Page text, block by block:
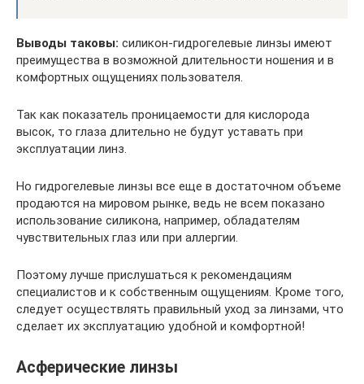
Выводы таковы: силикон-гидрогелевые линзы имеют
преимущества в возможной длительности ношения и в
комфортных ощущениях пользователя.
Так как показатель проницаемости для кислорода
высок, то глаза длительно не будут уставать при
эксплуатации линз.
Но гидрогелевые линзы все еще в достаточном объеме
продаются на мировом рынке, ведь не всем показано
использование силикона, например, обладателям
чувствительных глаз или при аллергии.
Поэтому лучше прислушаться к рекомендациям
специалистов и к собственным ощущениям. Кроме того,
следует осуществлять правильный уход за линзами, что
сделает их эксплуатацию удобной и комфортной!
Асферические линзы